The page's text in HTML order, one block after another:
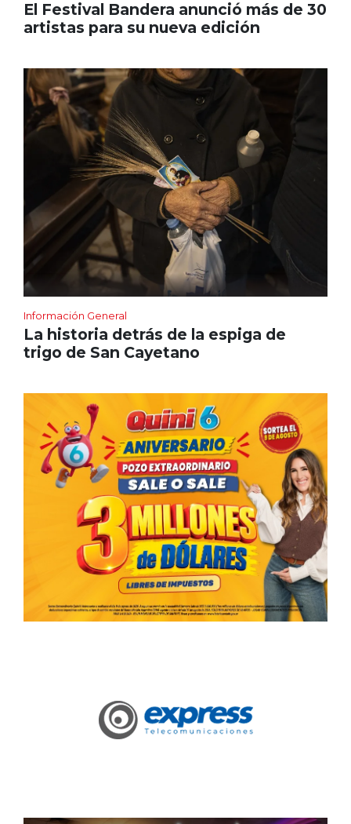
El Festival Bandera anunció más de 30
artistas para su nueva edición
Información General
La historia detrás de la espiga de
trigo de San Cayetano